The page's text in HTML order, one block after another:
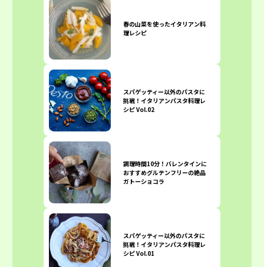
春の山菜を使ったイタリアン料
理レシピ
スパゲッティー以外のパスタに
挑戦！イタリアンパスタ料理レ
シピ Vol.02
調理時間10分！バレンタインに
おすすめグルテンフリーの絶品
ガトーショコラ
スパゲッティー以外のパスタに
挑戦！イタリアンパスタ料理レ
シピ Vol.01